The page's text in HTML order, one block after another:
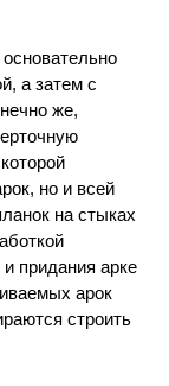
а затем с
же,
но и всей
на стыках
придания арке
арок
строить